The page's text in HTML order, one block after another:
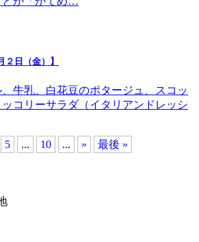
日（金）】
牛乳、白花豆のポタージュ、スコッ
コリーサラダ（イタリアンドレッシ
5 ... 10 ... » 最後 »